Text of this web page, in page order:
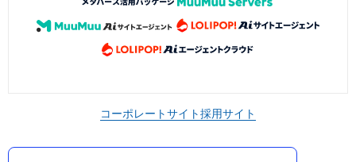
コーポレートサイト採用サイト